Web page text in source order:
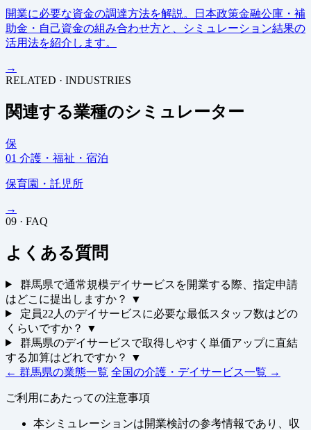
開業に必要な資金の調達方法を解説。日本政策金融公庫・補
助金・自己資金の組み合わせ方と、シミュレーション結果の
活用法を紹介します。
→
RELATED · INDUSTRIES
関連する業種のシミュレーター
保
01 介護・福祉・宿泊
保育園・託児所
→
09 · FAQ
よくある質問
群馬県で通常規模デイサービスを開業する際、指定申請
はどこに提出しますか？
▼
定員22人のデイサービスに必要な最低スタッフ数はどの
くらいですか？
▼
群馬県のデイサービスで取得しやすく単価アップに直結
する加算はどれですか？
▼
← 群馬県の業態一覧 全国の介護・デイサービス一覧 →
ご利用にあたっての注意事項
本シミュレーションは開業検討の参考情報であり、収